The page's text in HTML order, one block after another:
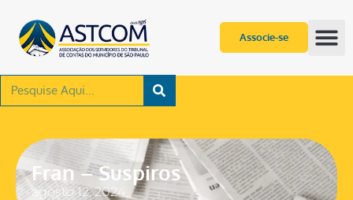
Associe-se
Fran – Suspiros
agosto 12, 2024